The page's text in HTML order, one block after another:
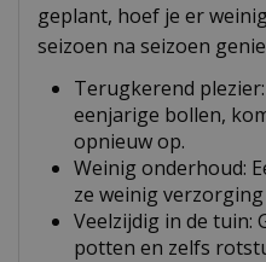
geplant, hoef je er
seizoen na seizoen
Terugkerend
eenjarige bollen,
opnieuw op.
Weinig onderhoud:
ze weinig
Veelzijdig in de tuin:
potten en zelfs